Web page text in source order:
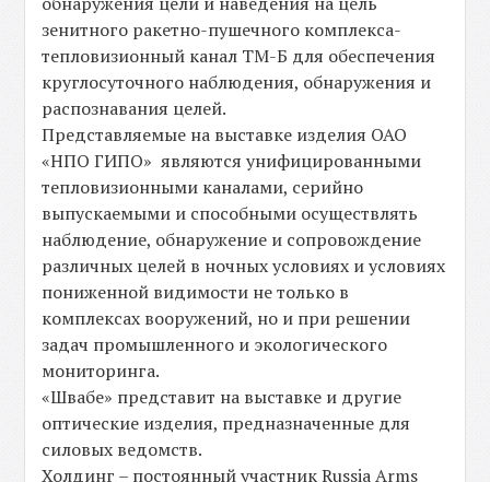
зенитного ракетно-пушечного комплекса-
тепловизионный канал ТМ-Б для обеспечения
круглосуточного наблюдения, обнаружения и
распознавания целей.
Представляемые на выставке изделия ОАО
«НПО ГИПО» являются унифицированными
тепловизионными каналами, серийно
выпускаемыми и способными осуществлять
наблюдение, обнаружение и сопровождение
различных целей в ночных условиях и условиях
пониженной видимости не только в
комплексах вооружений, но и при решении
задач промышленного и экологического
мониторинга.
«Швабе» представит на выставке и другие
оптические изделия, предназначенные для
силовых ведомств.
Холдинг – постоянный участник Russia Arms